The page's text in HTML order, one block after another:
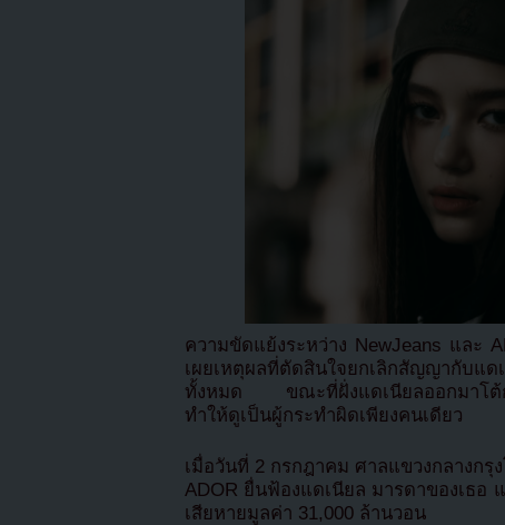
ความขัดแย้งระหว่าง NewJeans และ
เผยเหตุผลที่ตัดสินใจยกเลิกสัญญากับแด
ทั้งหมด ขณะที่ฝั่งแดเนียลออกมาโต้ก
ทำให้ดูเป็นผู้กระทำผิดเพียงคนเดียว
เมื่อวันที่ 2 กรกฎาคม ศาลแขวงกลางก
ADOR ยื่นฟ้องแดเนียล มารดาของเธอ
เสียหายมูลค่า 31,000 ล้านวอน